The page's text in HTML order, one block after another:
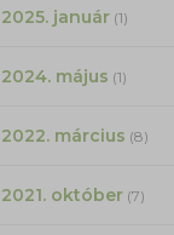
2025. január(1)
2024. május (1)
2022. március (8)
2021. október(7)